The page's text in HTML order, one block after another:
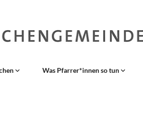
Was Pfarrer*innen so tun